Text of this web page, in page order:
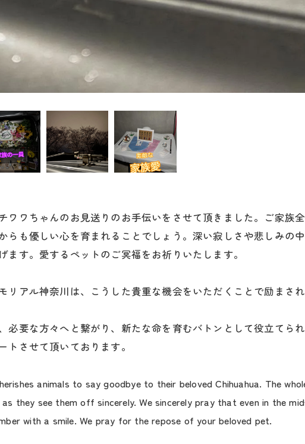
ワちゃんのお見送りのお手伝いをさせて頂きました。ご家族
も優しい心を育まれることでしょう。深い寂しさや悲しみの
す。愛するペットのご冥福をお祈りいたします。
アル神奈川は、こうした貴重な機会をいただくことで励まさ
要な方々へと繋がり、新たな命を育むバトンとして役立てら
させて頂いております。
animals to say goodbye to their beloved Chihuahua. The
they see them off sincerely. We sincerely pray that even in the
with a smile. We pray for the repose of your beloved pet.